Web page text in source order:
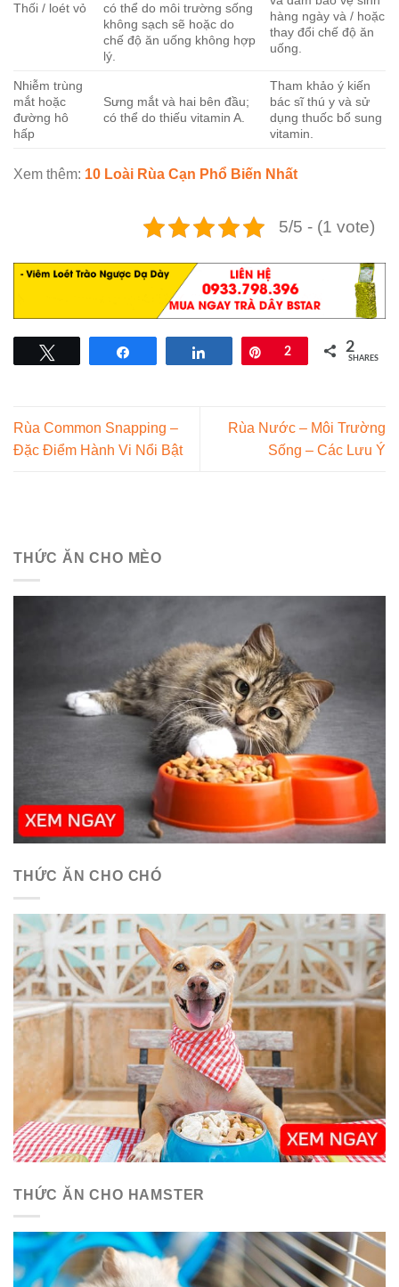
Thối / loét vỏ
có thể do môi trường sống
không sạch sẽ hoặc do
chế độ ăn uống không hợp
lý.
hàng ngày và / hoặc
thay đổi chế độ ăn
uống.
Nhiễm trùng
mắt hoặc
đường hô
hấp
Sưng mắt và hai bên đầu;
có thể do thiếu vitamin A.
Tham khảo ý kiến ​​
bác sĩ thú y và sử
dụng thuốc bổ sung
vitamin.
Xem thêm: 10 Loài Rùa Cạn Phổ Biến Nhất
5/5 - (1 vote)
Pin
2 2
SHARES
Rùa Common Snapping –
Đặc Điểm Hành Vi Nổi Bật
Rùa Nước – Môi Trường
Sống – Các Lưu Ý
THỨC ĂN CHO MÈO
THỨC ĂN CHO CHÓ
THỨC ĂN CHO HAMSTER